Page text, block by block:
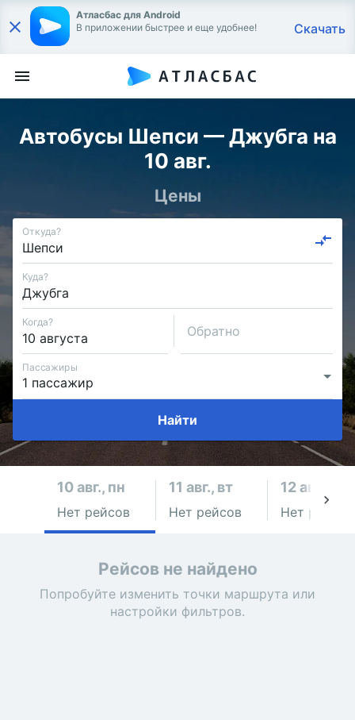
Атласбас для Android
В приложении быстрее и еще удобнее!
Скачать
Автобусы Шепси — Джубга на
10 авг.
Цены
Откуда?
Куда?
Когда?
Обратно
Пассажиры
Найти
10 авг., пн
Нет рейсов
11 авг., вт
Нет рейсов
12 авг., ср
Нет рейсов
Рейсов не найдено
Попробуйте изменить точки маршрута или
настройки фильтров.